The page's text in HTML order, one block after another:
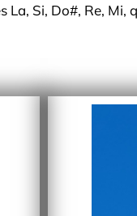
La, Si, Do#, Re,